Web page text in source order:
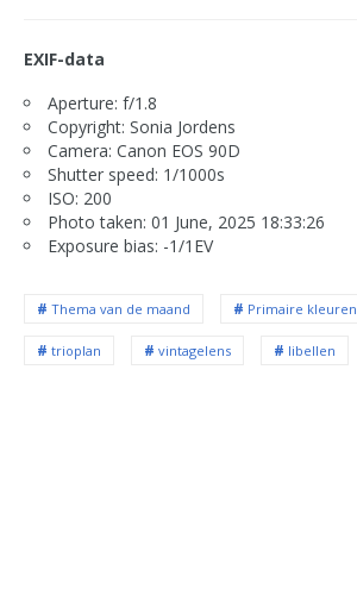
EXIF-data
Aperture: f/1.8
Copyright: Sonia Jordens
Camera: Canon EOS 90D
Shutter speed: 1/1000s
ISO: 200
Photo taken: 01 June, 2025 18:33:26
Exposure bias: -1/1EV
Thema van de maand Primaire kleuren
trioplan vintagelens libellen